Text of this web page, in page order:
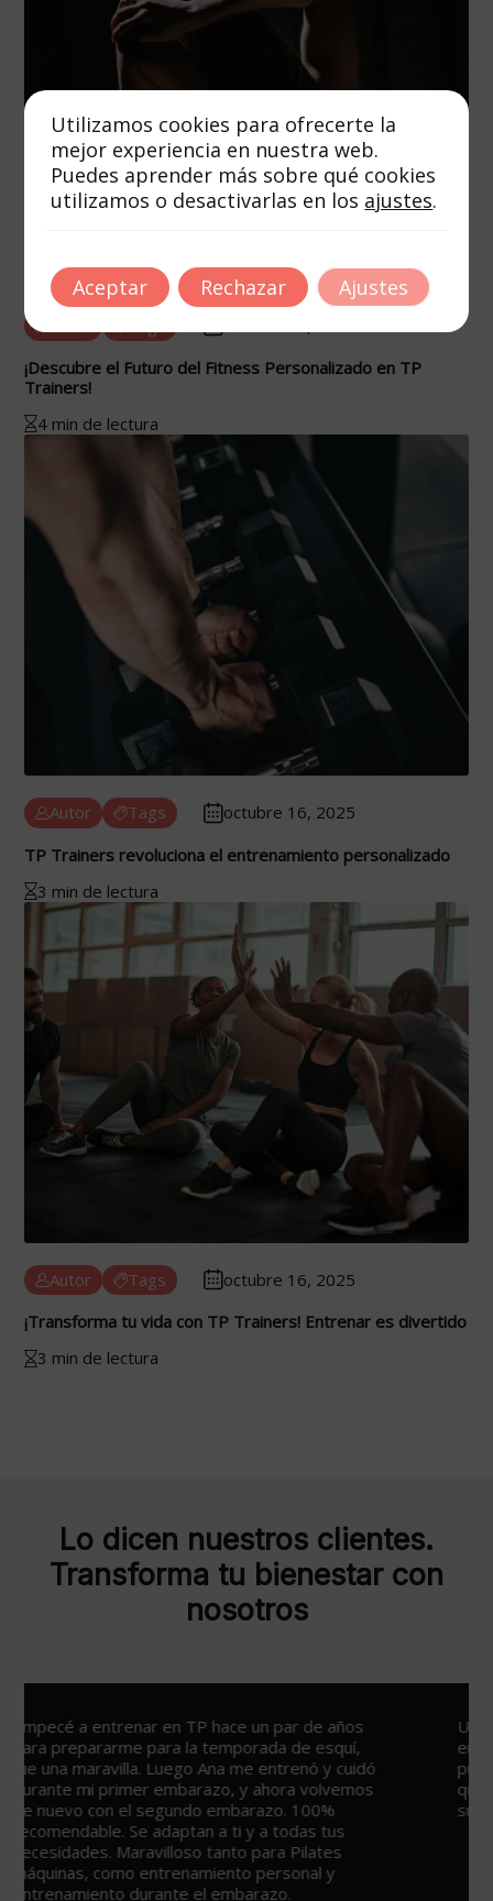
¡Descubre el Futuro del Fitness Personalizado en TP
Trainers!
4 min de lectura
Autor Tags
octubre 16, 2025
TP Trainers revoluciona el entrenamiento personalizado
3 min de lectura
Autor Tags
octubre 16, 2025
¡Transforma tu vida con TP Trainers! Entrenar es divertido
3 min de lectura
Lo dicen nuestros clientes.
Transforma tu bienestar con
nosotros
Un sitio espectacular para ejercitarse y ponerse
en forma, con varias opciones para todos los
públicos y lo mejor de todo los profesionales
que te ayudan, en especial Ana por su simpatía y
su saber hacer. Todo un descubrimiento.
Utilizamos cookies para ofrecerte la
mejor experiencia en nuestra web.
Puedes aprender más sobre qué cookies
utilizamos o desactivarlas en los ajustes.
Aceptar Rechazar Ajustes